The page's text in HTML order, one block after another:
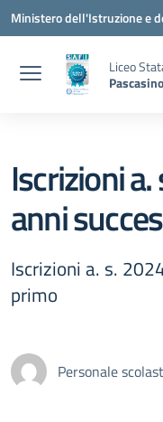
Vai ai contenuti
Vai al menu di navigazione
Vai al footer
Ministero dell'Istruzione e
Liceo
Iscrizioni
anni
Iscrizioni a. s.
primo
Personale